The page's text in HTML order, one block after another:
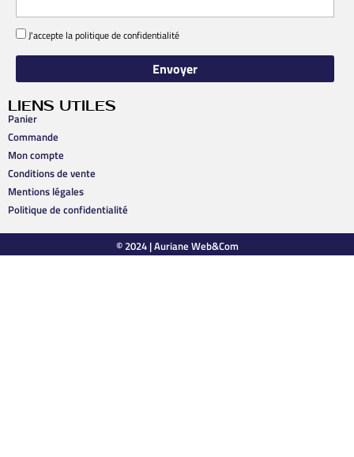
J'accepte lapolitique de confidentialité
LIENS UTILES
Panier
Commande
Mon compte
Conditions de vente
Mentions légales
Politique de confidentialité
© 2024 |Auriane Web&Com